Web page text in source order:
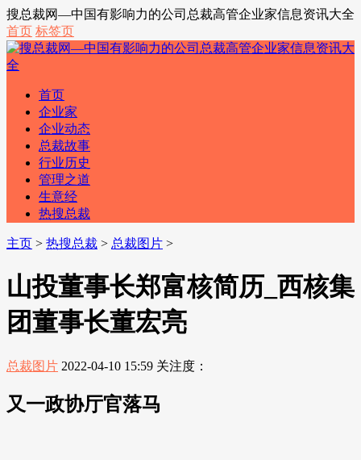
搜总裁网—中国有影响力的公司总裁高管企业家信息资讯大全
首页 标签页
首页
企业家
企业动态
总裁故事
行业历史
管理之道
生意经
热搜总裁
主页 > 热搜总裁 > 总裁图片 >
山投董事长郑富核简历_西核集
团董事长董宏亮
总裁图片 2022-04-10 15:59 关注度：
又一政协厅官落马